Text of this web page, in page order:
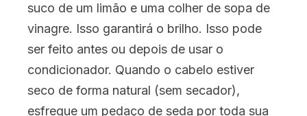
suco de um limão e uma colher de sopa de
vinagre. Isso garantirá o brilho. Isso pode
ser feito antes ou depois de usar o
condicionador. Quando o cabelo estiver
seco de forma natural (sem secador),
esfregue um pedaço de seda por toda sua